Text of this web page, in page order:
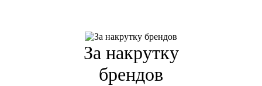
За накрутку
брендов